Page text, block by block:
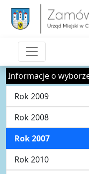
Informacje o
Rok 2009
Rok 2008
Rok 2007
Rok 2010